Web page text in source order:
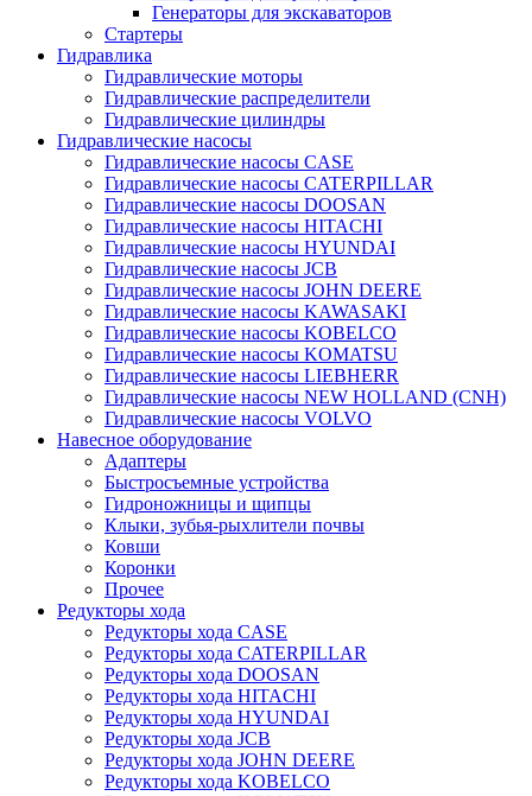
Генераторы для экскаваторов
Стартеры
Гидравлика
Гидравлические моторы
Гидравлические распределители
Гидравлические цилиндры
Гидравлические насосы
Гидравлические насосы CASE
Гидравлические насосы CATERPILLAR
Гидравлические насосы DOOSAN
Гидравлические насосы HITACHI
Гидравлические насосы HYUNDAI
Гидравлические насосы JCB
Гидравлические насосы JOHN DEERE
Гидравлические насосы KAWASAKI
Гидравлические насосы KOBELCO
Гидравлические насосы KOMATSU
Гидравлические насосы LIEBHERR
Гидравлические насосы NEW HOLLAND (CNH)
Гидравлические насосы VOLVO
Навесное оборудование
Адаптеры
Быстросъемные устройства
Гидроножницы и щипцы
Клыки, зубья-рыхлители почвы
Ковши
Коронки
Прочее
Редукторы хода
Редукторы хода CASE
Редукторы хода CATERPILLAR
Редукторы хода DOOSAN
Редукторы хода HITACHI
Редукторы хода HYUNDAI
Редукторы хода JCB
Редукторы хода JOHN DEERE
Редукторы хода KOBELCO